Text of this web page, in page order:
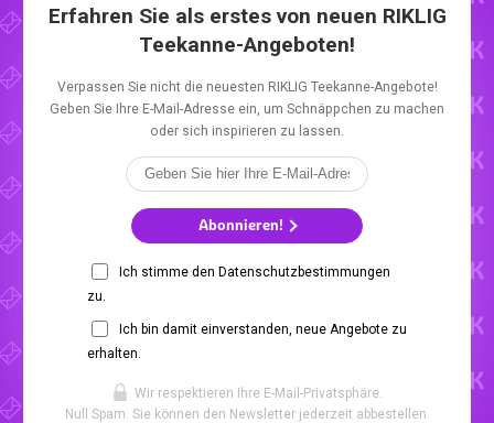
Erfahren Sie als erstes von neuen RIKLIG
Teekanne-Angeboten!
Verpassen Sie nicht die neuesten RIKLIG Teekanne-Angebote!
Geben Sie Ihre E-Mail-Adresse ein, um Schnäppchen zu machen
oder sich inspirieren zu lassen.
Abonnieren!
Ich stimme den Datenschutzbestimmungen
zu.
Ich bin damit einverstanden, neue Angebote zu
erhalten.
Wir respektieren Ihre E-Mail-Privatsphäre.
Null Spam. Sie können den Newsletter jederzeit abbestellen.